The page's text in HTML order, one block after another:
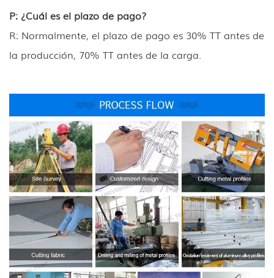
P: ¿Cuál es el plazo de pago?
R: Normalmente, el plazo de pago es 30% TT antes de
la producción, 70% TT antes de la carga.